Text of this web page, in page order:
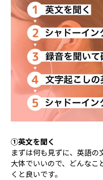
①英文を聞く
まずは何も見ずに、英語の
大体でいいので、どんなこ
くと良いです。